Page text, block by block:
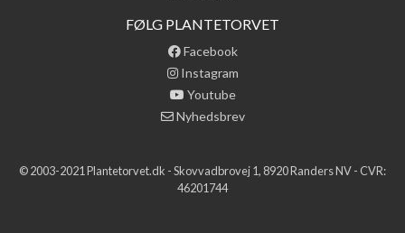
FØLG PLANTETORVET
Facebook
Instagram
Youtube
Nyhedsbrev
© 2003-2021 Plantetorvet.dk - Skovvadbrovej 1, 8920 Randers NV - CVR:
46201744